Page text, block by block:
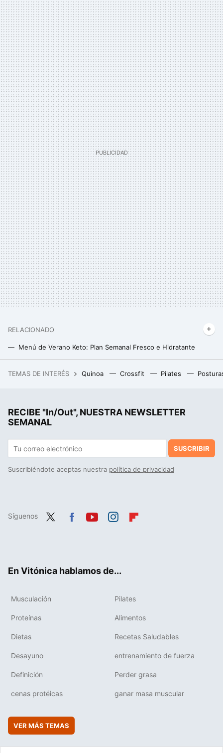
RELACIONADO
Menú de Verano Keto: Plan Semanal Fresco e Hidratante
TEMAS DE INTERÉS Quinoa Crossfit Pilates
RECIBE "In/Out", NUESTRA NEWSLETTER
SEMANAL
SUSCRIBIR
Suscribiéndote aceptas nuestra política de privacidad
Síguenos
En Vitónica hablamos de...
Musculación Pilates
Proteínas Alimentos
Dietas Recetas Saludables
Desayuno entrenamiento de fuerza
Definición Perder grasa
cenas protéicas ganar masa muscular
VER MÁS TEMAS